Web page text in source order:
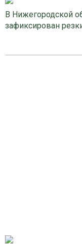
В Нижегородской
зафиксирован